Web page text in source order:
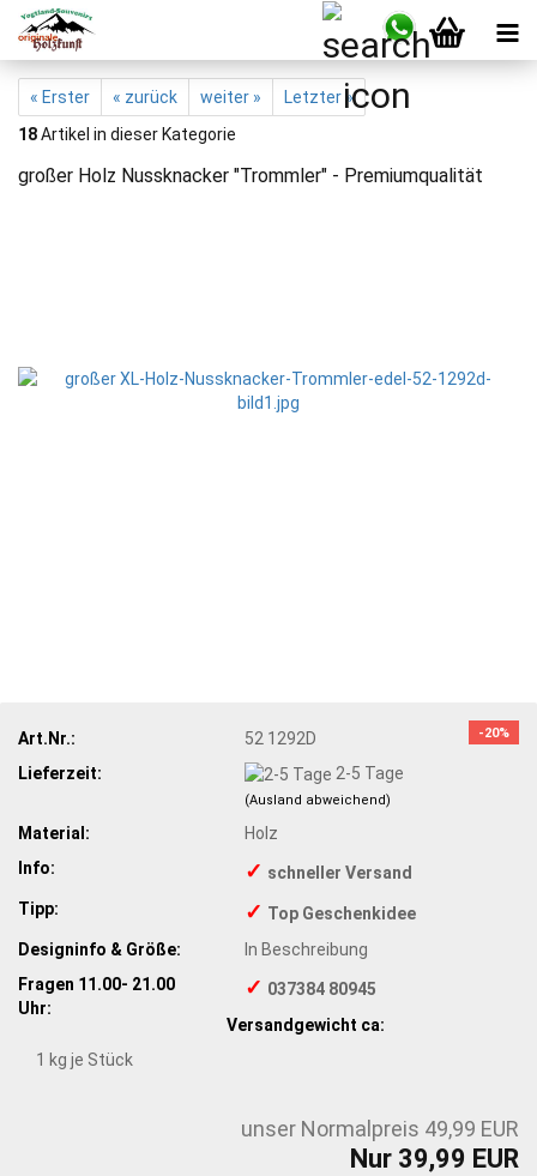
« Erster « zurück weiter »
Letzter »
18Artikel in dieser Kategorie
großer Holz Nussknacker "Trommler" - Premiumqualität
-20%
Art.Nr.:
52 1292D
Lieferzeit:
2-5 Tage
(Ausland abweichend)
Material:
Holz
Info:
✓ schneller Versand
Tipp:
✓ Top Geschenkidee
Designinfo & Größe:
In Beschreibung
Fragen 11.00- 21.00
Uhr:
✓ 037384 80945
Versandgewicht ca:
1 kg je Stück
unser Normalpreis 49,99 EUR
Nur 39,99 EUR